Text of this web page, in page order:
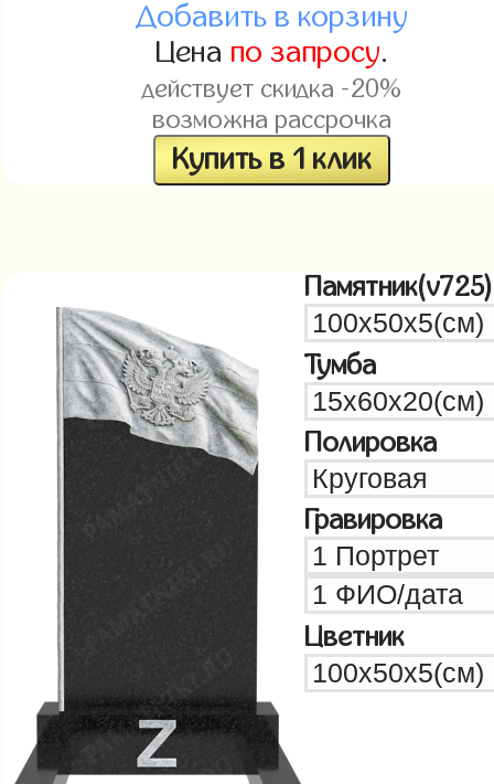
Добавить в корзину
Цена по запросу.
действует скидка -20%
возможна рассрочка
Купить в 1 клик
Памятник(v725)
Тумба
Полировка
Гравировка
Цветник